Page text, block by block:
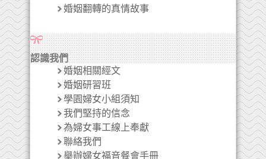
婚姻翻轉的真情故事
認識我們
婚姻相關經文
婚姻研習班
學園婦女小組須知
我們堅持的信念
為婦女事工線上奉獻
聯絡我們
舉辦婦女福音餐會手冊